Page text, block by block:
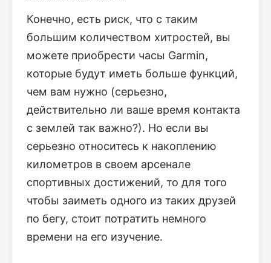
Конечно, есть риск, что с таким
большим количеством хитростей, вы
можете приобрести часы Garmin,
которые будут иметь больше функций,
чем вам нужно (серьезно,
действительно ли ваше время контакта
с землей так важно?). Но если вы
серьезно относитесь к накоплению
километров в своем арсенале
спортивных достижений, то для того
чтобы заиметь одного из таких друзей
по бегу, стоит потратить немного
времени на его изучение.